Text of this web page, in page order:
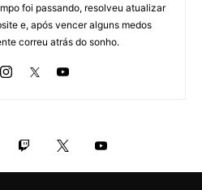
foi passando, resolveu atualizar
e, após vencer alguns medos
correu atrás do sonho.